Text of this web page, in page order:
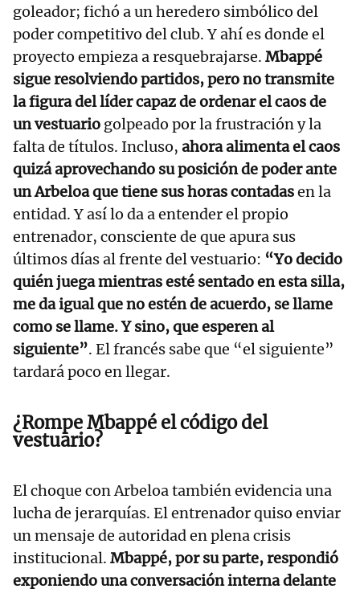
goleador; fichó a un heredero simbólico del
poder competitivo del club. Y ahí es donde el
proyecto empieza a resquebrajarse. Mbappé
sigue resolviendo partidos, pero no transmite
la figura del líder capaz de ordenar el caos de
un vestuario golpeado por la frustración y la
falta de títulos. Incluso, ahora alimenta el caos
quizá aprovechando su posición de poder ante
un Arbeloa que tiene sus horas contadasen la
entidad. Y así lo da a entender el propio
entrenador, consciente de que apura sus
últimos días al frente del vestuario: “Yo decido
quién juega mientras esté sentado en esta silla,
me da igual que no estén de acuerdo, se llame
como se llame. Y sino, que esperen al
siguiente”. El francés sabe que “el siguiente”
tardará poco en llegar.
¿Rompe Mbappé el código del
vestuario?
El choque con Arbeloa también evidencia una
lucha de jerarquías. El entrenador quiso enviar
un mensaje de autoridad en plena crisis
institucional. Mbappé, por su parte, respondió
exponiendo una conversación interna delante